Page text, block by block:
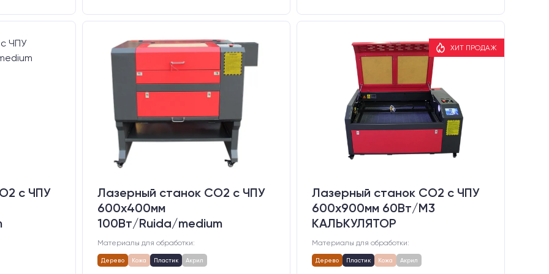
c ЧПУ
Лазерный станок CO2 c ЧПУ
600х400мм
100Вт/Ruida/medium
Материалы для обработки:
Дерево Кожа Пластик Акрил
ХИТ ПРОДАЖ
Лазерный станок CO2 c ЧПУ
600х900мм 60Вт/М3
КАЛЬКУЛЯТОР
Материалы для обработки:
Дерево Пластик Кожа Акрил